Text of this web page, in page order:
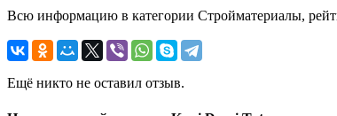
Всю информацию в категории Стройматериалы,
Ещё никто не оставил отзыв.